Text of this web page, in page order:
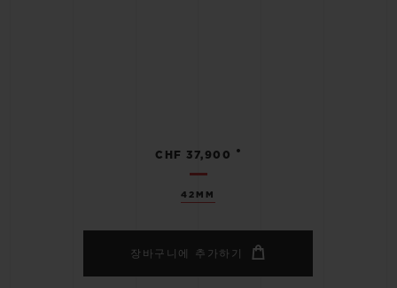
42MM
CHF 37,900 •
장바구니에 추가하기